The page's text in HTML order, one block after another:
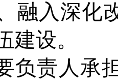
融入深化
建设。
负责人承